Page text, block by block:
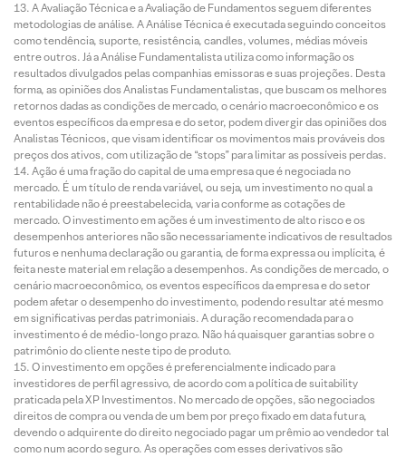
A Avaliação Técnica e a Avaliação de Fundamentos seguem diferentes
metodologias de análise. A Análise Técnica é executada seguindo conceitos
como tendência, suporte, resistência, candles, volumes, médias móveis
entre outros. Já a Análise Fundamentalista utiliza como informação os
resultados divulgados pelas companhias emissoras e suas projeções. Desta
forma, as opiniões dos Analistas Fundamentalistas, que buscam os melhores
retornos dadas as condições de mercado, o cenário macroeconômico e os
eventos específicos da empresa e do setor, podem divergir das opiniões dos
Analistas Técnicos, que visam identificar os movimentos mais prováveis dos
preços dos ativos, com utilização de “stops” para limitar as possíveis perdas.
Ação é uma fração do capital de uma empresa que é negociada no
mercado. É um título de renda variável, ou seja, um investimento no qual a
rentabilidade não é preestabelecida, varia conforme as cotações de
mercado. O investimento em ações é um investimento de alto risco e os
desempenhos anteriores não são necessariamente indicativos de resultados
futuros e nenhuma declaração ou garantia, de forma expressa ou implícita, é
feita neste material em relação a desempenhos. As condições de mercado, o
cenário macroeconômico, os eventos específicos da empresa e do setor
podem afetar o desempenho do investimento, podendo resultar até mesmo
em significativas perdas patrimoniais. A duração recomendada para o
investimento é de médio-longo prazo. Não há quaisquer garantias sobre o
patrimônio do cliente neste tipo de produto.
O investimento em opções é preferencialmente indicado para
investidores de perfil agressivo, de acordo com a política de suitability
praticada pela XP Investimentos. No mercado de opções, são negociados
direitos de compra ou venda de um bem por preço fixado em data futura,
devendo o adquirente do direito negociado pagar um prêmio ao vendedor tal
como num acordo seguro. As operações com esses derivativos são